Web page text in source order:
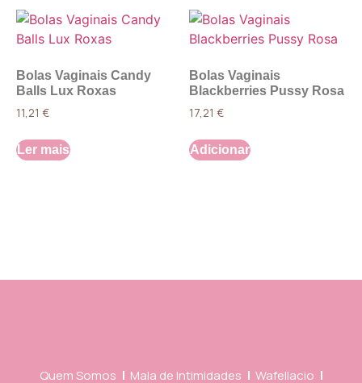
Bolas Vaginais Candy
Balls Lux Roxas
11,21 €
Ler mais
Bolas Vaginais
Blackberries Pussy Rosa
17,21 €
Adicionar
Quem Somos Mala de Intimidades Wafellacio